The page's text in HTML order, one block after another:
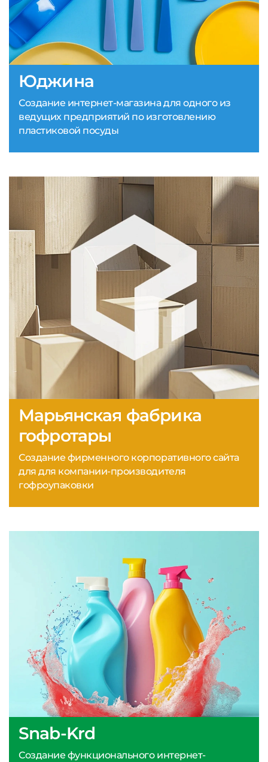
Юджина
Создание интернет-магазина для одного из
ведущих предприятий по изготовлению
пластиковой посуды
Snab-Krd
Создание функционального интернет-
Марьянская фабрика
гофротары
Создание фирменного корпоративного сайта
для для компании-производителя
гофроупаковки